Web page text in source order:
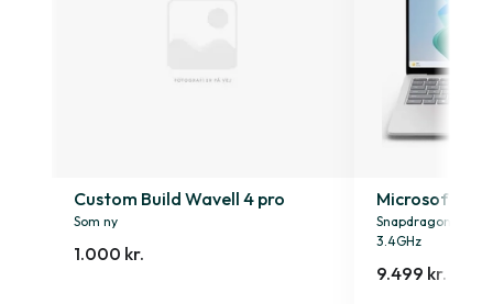
Custom Build Wavell 4 pro
Som ny
1.000 kr.
Microsoft
Snapdragon X
3.4GHz
9.499 kr.